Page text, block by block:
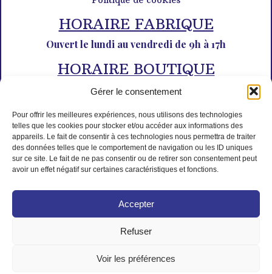
Gérer le consentement
Pour offrir les meilleures expériences, nous utilisons des technologies
telles que les cookies pour stocker et/ou accéder aux informations des
appareils. Le fait de consentir à ces technologies nous permettra de traiter
des données telles que le comportement de navigation ou les ID uniques
sur ce site. Le fait de ne pas consentir ou de retirer son consentement peut
avoir un effet négatif sur certaines caractéristiques et fonctions.
Accepter
Refuser
Voir les préférences
HORAIRE FABRIQUE
Ouvert le lundi au vendredi de 9h à 17h
HORAIRE BOUTIQUE
Du lundi au dimanche de 10h à 12h30 et de 14h30 à 18h30
© Tous droits réservés L'Isle aux desserts